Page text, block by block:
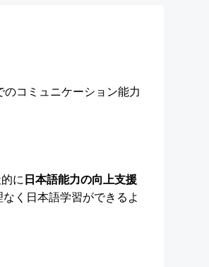
コミュニケーション能力
に日本語能力の向上支援
く日本語学習ができるよ